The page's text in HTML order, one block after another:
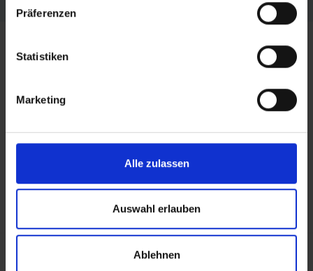
Präferenzen
Statistiken
Marketing
Alle zulassen
Auswahl erlauben
Ablehnen
Lage
Essen & Trinken
Behindertengerechte Ausstattung